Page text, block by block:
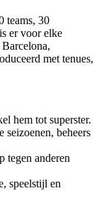
teams, 30
er voor elke
met tenues,
hem tot superster.
seizoenen, beheers
tegen anderen
speelstijl en